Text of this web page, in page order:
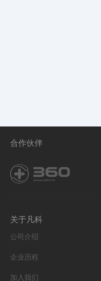
合作伙伴
关于凡科
公司介绍
企业历程
加入我们